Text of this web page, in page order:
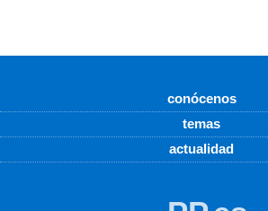
conócenos
temas
actualidad